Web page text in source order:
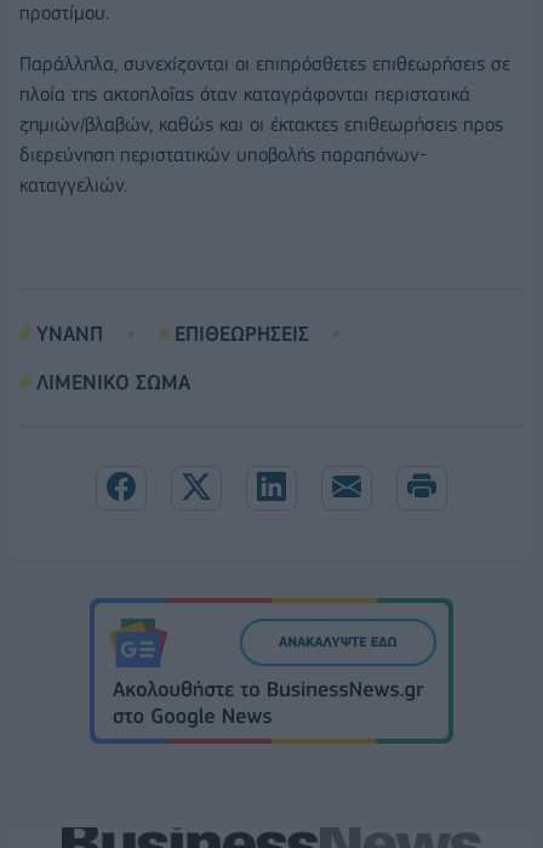
προστίμου.
Παράλληλα, συνεχίζονται οι επιπρόσθετες επιθεωρήσεις σε
πλοία της ακτοπλοΐας όταν καταγράφονται περιστατικά
ζημιών/βλαβών, καθώς και οι έκτακτες επιθεωρήσεις προς
διερεύνηση περιστατικών υποβολής παραπόνων-
καταγγελιών.
ΥΝΑΝΠ
ΕΠΙΘΕΩΡΗΣΕΙΣ
ΛΙΜΕΝΙΚΟ ΣΩΜΑ